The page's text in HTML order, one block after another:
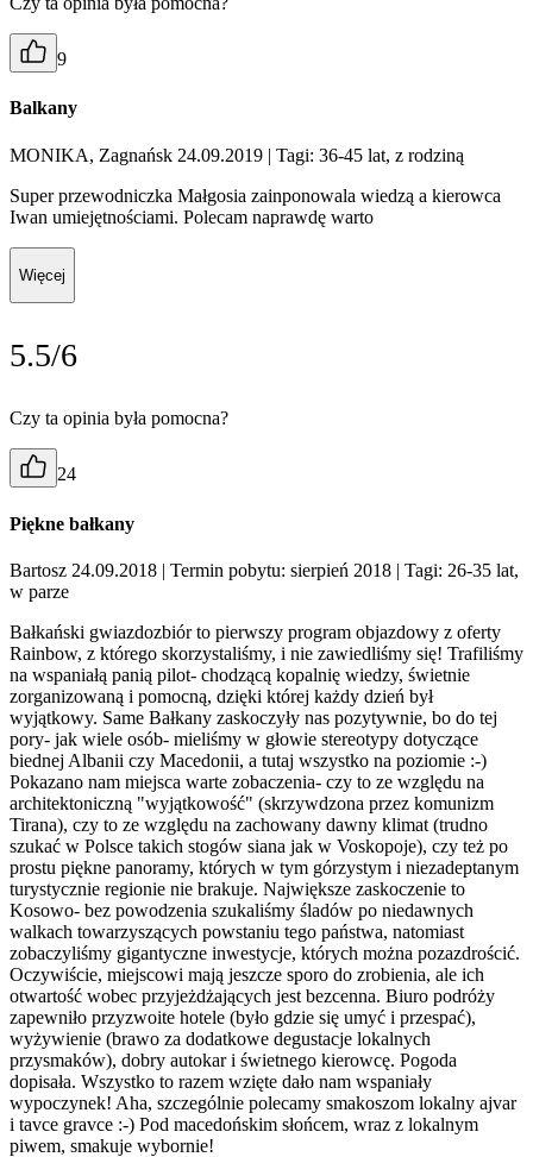
9
Balkany
MONIKA, Zagnańsk 24.09.2019 | Tagi: 36-45 lat, z rodziną
Super przewodniczka Małgosia zainponowala wiedzą a kierowca
Iwan umiejętnościami. Polecam naprawdę warto
Więcej
5.5/6
Czy ta opinia była pomocna?
24
Piękne bałkany
Bartosz 24.09.2018 | Termin pobytu: sierpień 2018 | Tagi: 26-35 lat,
w parze
Bałkański gwiazdozbiór to pierwszy program objazdowy z oferty
Rainbow, z którego skorzystaliśmy, i nie zawiedliśmy się! Trafiliśmy
na wspaniałą panią pilot- chodzącą kopalnię wiedzy, świetnie
zorganizowaną i pomocną, dzięki której każdy dzień był
wyjątkowy. Same Bałkany zaskoczyły nas pozytywnie, bo do tej
pory- jak wiele osób- mieliśmy w głowie stereotypy dotyczące
biednej Albanii czy Macedonii, a tutaj wszystko na poziomie :-)
Pokazano nam miejsca warte zobaczenia- czy to ze względu na
architektoniczną "wyjątkowość" (skrzywdzona przez komunizm
Tirana), czy to ze względu na zachowany dawny klimat (trudno
szukać w Polsce takich stogów siana jak w Voskopoje), czy też po
prostu piękne panoramy, których w tym górzystym i niezadeptanym
turystycznie regionie nie brakuje. Największe zaskoczenie to
Kosowo- bez powodzenia szukaliśmy śladów po niedawnych
walkach towarzyszących powstaniu tego państwa, natomiast
zobaczyliśmy gigantyczne inwestycje, których można pozazdrościć.
Oczywiście, miejscowi mają jeszcze sporo do zrobienia, ale ich
otwartość wobec przyjeżdżających jest bezcenna. Biuro podróży
zapewniło przyzwoite hotele (było gdzie się umyć i przespać),
wyżywienie (brawo za dodatkowe degustacje lokalnych
przysmaków), dobry autokar i świetnego kierowcę. Pogoda
dopisała. Wszystko to razem wzięte dało nam wspaniały
wypoczynek! Aha, szczególnie polecamy smakoszom lokalny ajvar
i tavce gravce :-) Pod macedońskim słońcem, wraz z lokalnym
piwem, smakuje wybornie!